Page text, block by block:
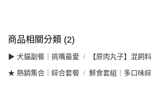
商品相關分類 (2)
▶ 犬貓副餐｜挑嘴最愛 【原肉丸子】混飼
★ 熱銷集合｜綜合套餐 鮮食套組｜多口味